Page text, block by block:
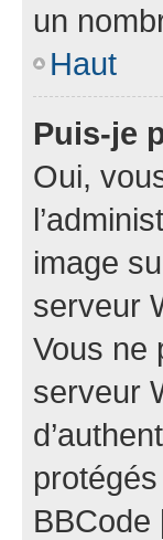
un
Haut
Puis-je
Oui,
image
serveur
Vous ne
serveur
BBCode